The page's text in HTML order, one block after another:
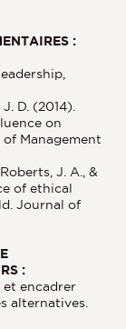
:
D. (2014).
on
Management
J. A., &
of ethical
Journal of
:
et encadrer
alternatives.